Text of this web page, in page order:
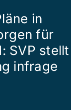
in
für
SVP stellt
infrage